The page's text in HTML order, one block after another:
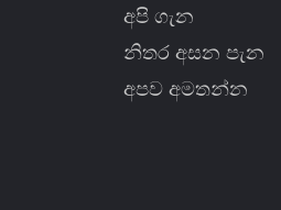
අපි ගැන
නිතර අසන පැන
අපව අමතන්න